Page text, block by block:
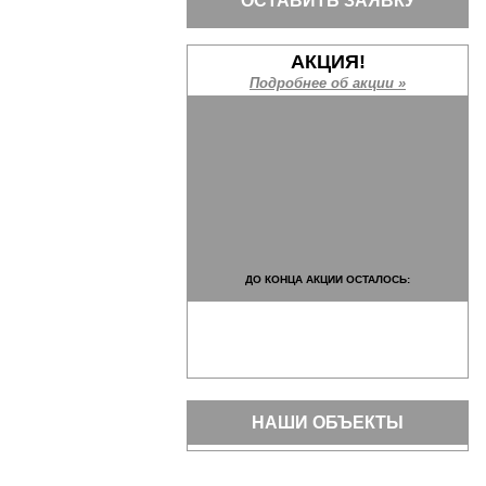
АКЦИЯ!
Подробнее об акции »
ДО КОНЦА АКЦИИ ОСТАЛОСЬ:
НАШИ ОБЪЕКТЫ